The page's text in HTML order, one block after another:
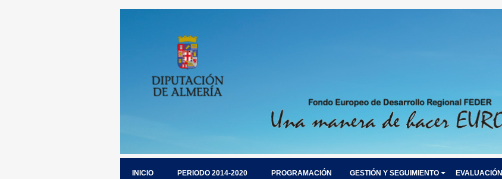
INICIO PERIODO 2014-2020 PROGRAMACIÓN GESTIÓN Y SEGUIMIENTO EVALUACIÓN